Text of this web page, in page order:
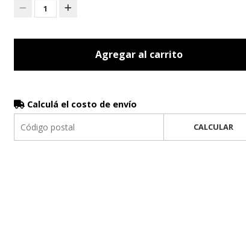
1
Agregar al carrito
Calculá el costo de envío
CALCULAR